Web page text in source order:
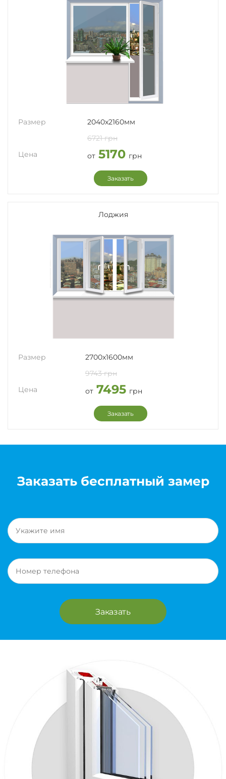
Размер
2040x2160мм
6721 грн
Цена
от 5170 грн
Заказать
Лоджия
Размер
2700x1600мм
9743 грн
Цена
от 7495 грн
Заказать
Заказать бесплатный замер
Заказать